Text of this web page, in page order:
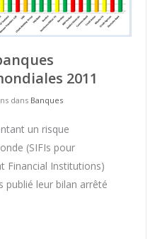
2011
dans Banques
un risque
(SIFIs pour
Financial Institutions)
leur bilan arrêté